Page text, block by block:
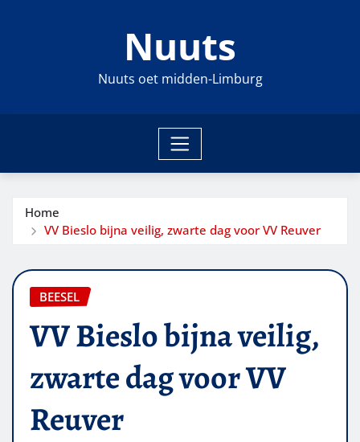
Nuuts
Nuuts oet midden-Limburg
Home
VV Bieslo bijna veilig, zwarte dag voor VV Reuver
BEESEL
VV Bieslo bijna veilig,
zwarte dag voor VV
Reuver